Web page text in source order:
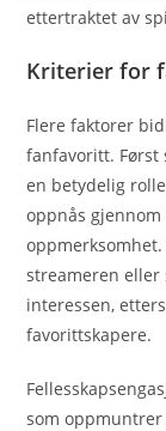
ettertraktet av
Kriterier for
Flere faktorer
fanfavoritt.
en betydelig
oppnås
streameren
interessen,
favorittskapere.
som